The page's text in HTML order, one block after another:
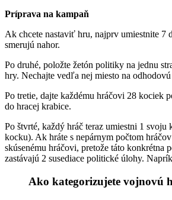
Príprava na kampaň
Ak chcete nastaviť hru, najprv umiestnite 7
smerujú nahor.
Po druhé, položte žetón politiky na jednu
hry. Nechajte vedľa nej miesto na
Po tretie, dajte každému hráčovi 28 kociek
do hracej krabice.
Po štvrté, každý hráč teraz umiestni 1
kocku). Ak hráte s nepárnym počtom
skúsenému hráčovi, pretože táto
zastávajú 2 susediace politické úlohy.
Ako kategorizujete vojnovú